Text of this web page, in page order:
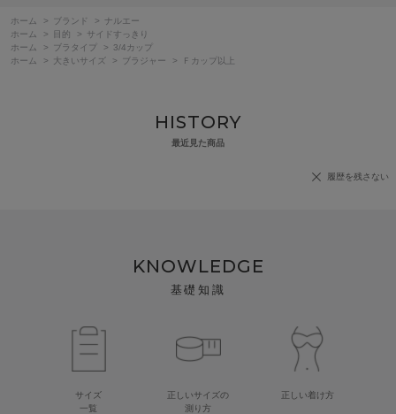
ホーム > ブランド > ナルエー
ホーム
> 目的 >
サイドすっきり
ホーム
> ブラタイプ >
3/4カップ
ホーム
> 大きいサイズ > ブラジャー > Ｆカップ以上
HISTORY
最近見た商品
履歴を残さない
KNOWLEDGE
基礎知識
サイズ
一覧
正しいサイズの
測り方
正しい着け方